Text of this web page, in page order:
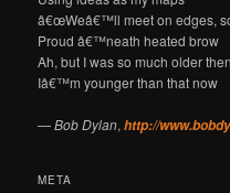
â€œWeâ€™ll meet on edges,
Proud â€™neath heated brow
Ah, but I was so much older then
Iâ€™m younger than that now
—Bob Dylan,http://
META